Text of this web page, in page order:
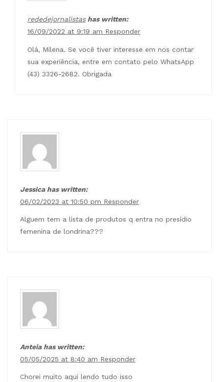
rededejornalistashas written:
16/09/2022 at 9:19 am Responder
Olá, Milena. Se você tiver interesse em nos contar
sua experiência, entre em contato pelo WhatsApp
(43) 3326-2682. Obrigada
Jessica has written:
06/02/2023 at 10:50 pm Responder
Alguem tem a lista de produtos q entra no presídio
femenina de londrina???
Anteia has written:
05/05/2025 at 8:40 am Responder
Chorei muito aqui lendo tudo isso